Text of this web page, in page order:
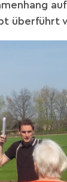
überführt